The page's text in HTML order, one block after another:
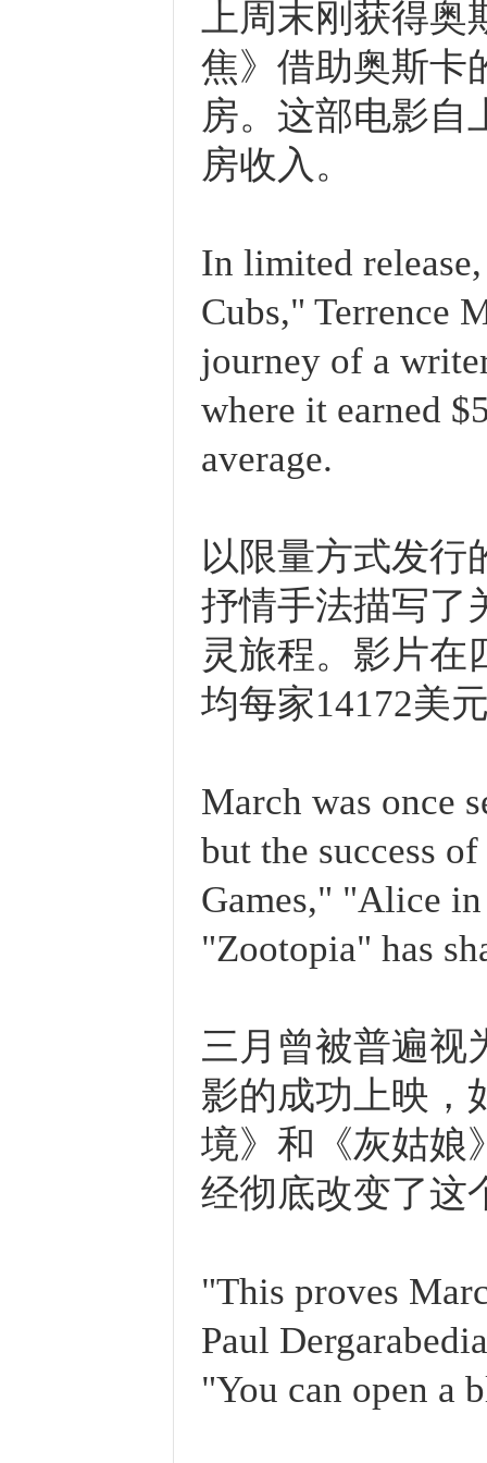
上周末刚获得奥
焦》借助奥斯卡
房。这部电影自
房收入。
In limited
Cubs," Terrence
journey of a
where it earned
average.
以限量方式发行
抒情手法描写了
灵旅程。影片在
均每家14172美
March was once
but the success
Games," "Alice
"Zootopia" has
三月曾被普遍视
影的成功上映，
境》和《灰姑娘
经彻底改变了这
"This proves
Paul
"You can open a